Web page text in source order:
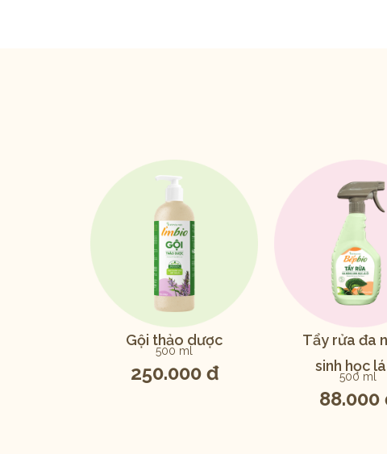
Gội thảo dược
500 ml
250.000 đ
Tẩy rửa đa
sinh học
500 ml
88.000